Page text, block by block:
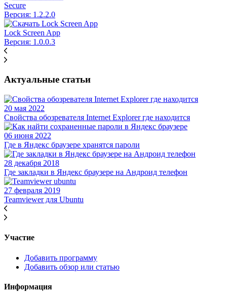
Secure
Версия: 1.2.2.0
Lock Screen App
Версия: 1.0.0.3
Актуальные статьи
20 мая 2022
Свойства обозревателя Internet Explorer где находится
06 июня 2022
Где в Яндекс браузере хранятся пароли
28 декабря 2018
Где закладки в Яндекс браузере на Андроид телефон
27 февраля 2019
Teamviewer для Ubuntu
Участие
Добавить программу
Добавить обзор или статью
Информация